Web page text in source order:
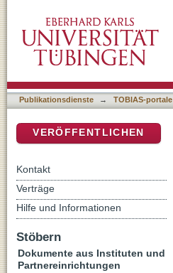
Publikationsdienste → TOBIAS-portale
VERÖFFENTLICHEN
Kontakt
Verträge
Hilfe und Informationen
Stöbern
Dokumente aus Instituten und
Partnereinrichtungen